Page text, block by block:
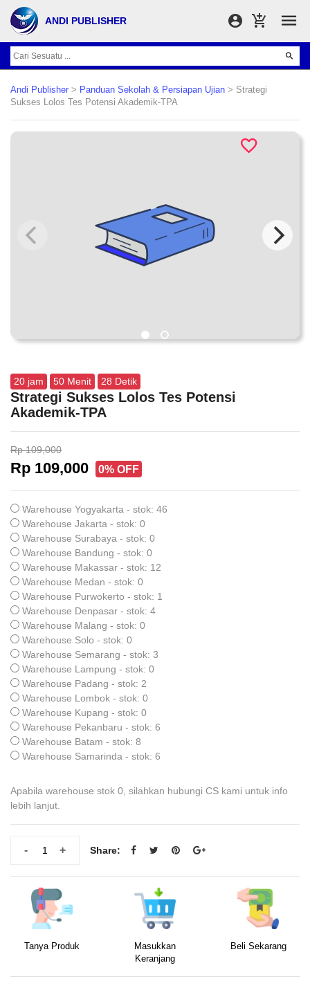
ANDI PUBLISHER
Andi Publisher > Panduan Sekolah & Persiapan Ujian > Strategi
Sukses Lolos Tes Potensi Akademik-TPA
20 jam 50 Menit 27 Detik
Strategi Sukses Lolos Tes Potensi
Akademik-TPA
Rp 109,000
Rp 109,000 0% OFF
Warehouse Yogyakarta - stok: 46
Warehouse Jakarta - stok: 0
Warehouse Surabaya - stok: 0
Warehouse Bandung - stok: 0
Warehouse Makassar - stok: 12
Warehouse Medan - stok: 0
Warehouse Purwokerto - stok: 1
Warehouse Denpasar - stok: 4
Warehouse Malang - stok: 0
Warehouse Solo - stok: 0
Warehouse Semarang - stok: 3
Warehouse Lampung - stok: 0
Warehouse Padang - stok: 2
Warehouse Lombok - stok: 0
Warehouse Kupang - stok: 0
Warehouse Pekanbaru - stok: 6
Warehouse Batam - stok: 8
Warehouse Samarinda - stok: 6
Apabila warehouse stok 0, silahkan hubungi CS kami untuk info
lebih lanjut.
+
- Share:
Tanya Produk
Masukkan
Keranjang
Beli Sekarang